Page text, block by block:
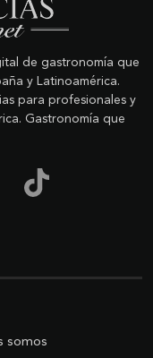
de gastronomía que
y Latinoamérica.
para profesionales y
Gastronomía que
somos